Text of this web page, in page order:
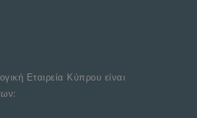
Εταιρεία Κύπρου είναι